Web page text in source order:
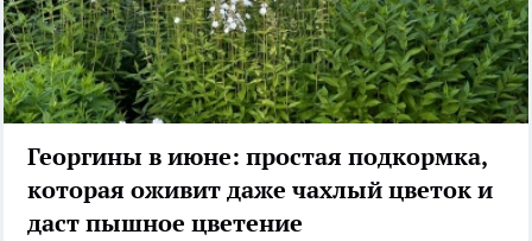
Георгины в июне: простая подкормка,
которая оживит даже чахлый цветок и
даст пышное цветение